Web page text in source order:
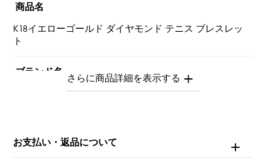
商品名
K18イエローゴールド ダイヤモンド テニス ブレスレッ
ト
ブランド名
ユキザキセレクトジュエリー
テニス
お支払い・返品について